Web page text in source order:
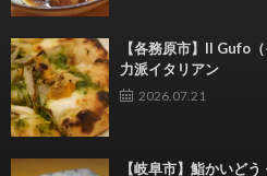
【各務原市】Il Gufo
力派イタリアン
2026.07.21
【岐阜市】鮨かいど